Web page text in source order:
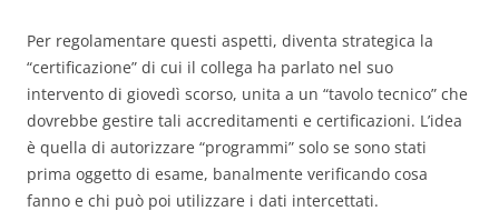
Per regolamentare questi aspetti, diventa strategica la
“certificazione” di cui il collega ha parlato nel suo
intervento di giovedì scorso, unita a un “tavolo tecnico” che
dovrebbe gestire tali accreditamenti e certificazioni. L’idea
è quella di autorizzare “programmi” solo se sono stati
prima oggetto di esame, banalmente verificando cosa
fanno e chi può poi utilizzare i dati intercettati.